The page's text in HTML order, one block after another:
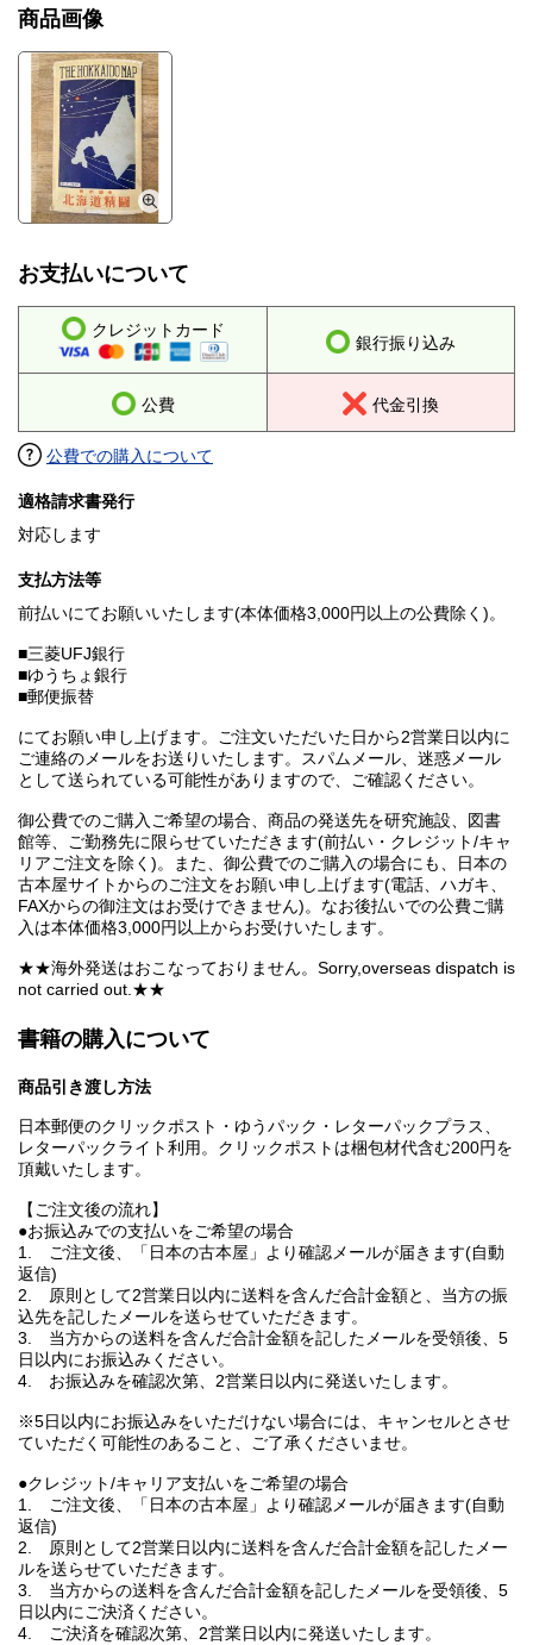
商品画像
お支払いについて
クレジットカード
銀行振り込み
公費 代金引換
公費での購入について
適格請求書発行
対応します
支払方法等
前払いにてお願いいたします(本体価格3,000円以上の公費除く)。
■三菱UFJ銀行
■ゆうちょ銀行
■郵便振替
にてお願い申し上げます。ご注文いただいた日から2営業日以内に
ご連絡のメールをお送りいたします。スパムメール、迷惑メール
として送られている可能性がありますので、ご確認ください。
御公費でのご購入ご希望の場合、商品の発送先を研究施設、図書
館等、ご勤務先に限らせていただきます(前払い・クレジット/キャ
リアご注文を除く)。また、御公費でのご購入の場合にも、日本の
古本屋サイトからのご注文をお願い申し上げます(電話、ハガキ、
FAXからの御注文はお受けできません)。なお後払いでの公費ご購
入は本体価格3,000円以上からお受けいたします。
★★海外発送はおこなっておりません。Sorry,overseas dispatch is
not carried out.★★
書籍の購入について
商品引き渡し方法
日本郵便のクリックポスト・ゆうパック・レターパックプラス、
レターパックライト利用。クリックポストは梱包材代含む200円を
頂戴いたします。
【ご注文後の流れ】
●お振込みでの支払いをご希望の場合
1. ご注文後、「日本の古本屋」より確認メールが届きます(自動
返信)
2. 原則として2営業日以内に送料を含んだ合計金額と、当方の振
込先を記したメールを送らせていただきます。
3. 当方からの送料を含んだ合計金額を記したメールを受領後、5
日以内にお振込みください。
4. お振込みを確認次第、2営業日以内に発送いたします。
※5日以内にお振込みをいただけない場合には、キャンセルとさせ
ていただく可能性のあること、ご了承くださいませ。
●クレジット/キャリア支払いをご希望の場合
1. ご注文後、「日本の古本屋」より確認メールが届きます(自動
返信)
2. 原則として2営業日以内に送料を含んだ合計金額を記したメー
ルを送らせていただきます。
3. 当方からの送料を含んだ合計金額を記したメールを受領後、5
日以内にご決済ください。
4. ご決済を確認次第、2営業日以内に発送いたします。